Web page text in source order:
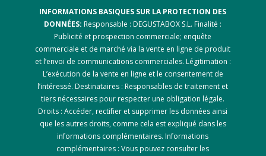
INFORMATIONS BASIQUES SUR LA PROTECTION DES
DONNÉES: Responsable : DEGUSTABOX S.L. Finalité :
Publicité et prospection commerciale; enquête
commerciale et de marché via la vente en ligne de produit
et l’envoi de communications commerciales. Légitimation :
L’exécution de la vente en ligne et le consentement de
l’intéressé. Destinataires : Responsables de traitement et
tiers nécessaires pour respecter une obligation légale.
Droits : Accéder, rectifier et supprimer les données ainsi
que les autres droits, comme cela est expliqué dans les
informations complémentaires. Informations
complémentaires : Vous pouvez consulter les